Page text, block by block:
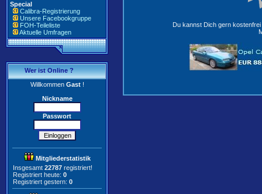
Special
Calibra-Registrierung
Unsere Facebookgruppe
FOH-Teileliste
Aktuelle Umfragen
Wer ist Online ?
WillkommenGast!
Nickname
Passwort
Mitgliederstatistik
Insgesamt 22787 registriert!
Registriert heute: 0
Registriert gestern: 0
Du kannst Dich gern kostenfrei